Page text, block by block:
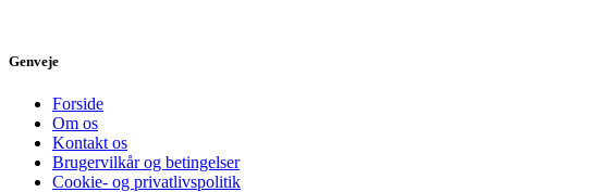
Genveje
Forside
Om os
Kontakt os
Brugervilkår og betingelser
Cookie- og privatlivspolitik